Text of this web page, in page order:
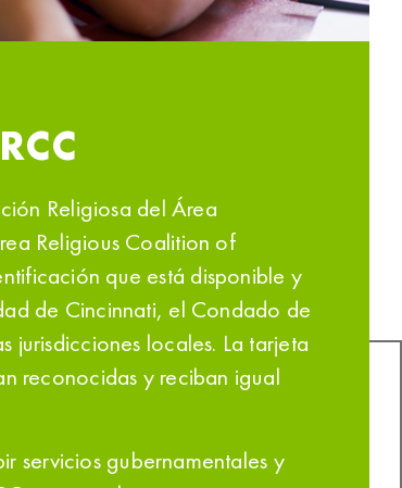
Religiosa del Área
Religious Coalition of
que está disponible y
de Cincinnati, el Condado de
locales. La tarjeta
reconocidas y reciban igual
servicios gubernamentales y